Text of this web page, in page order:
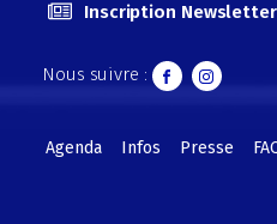
Inscription Newsletter
Nous suivre :
Agenda Infos Presse